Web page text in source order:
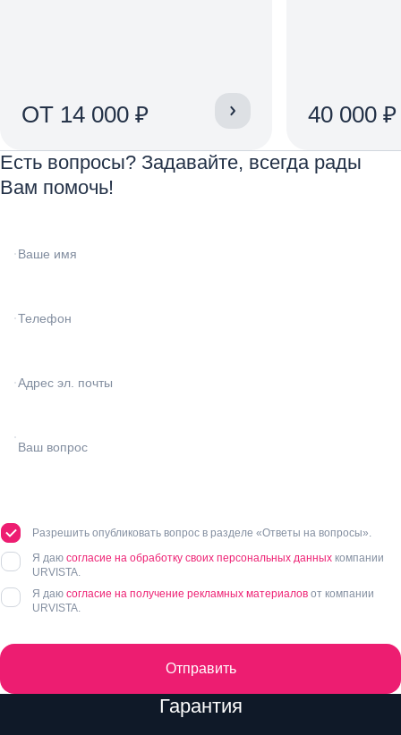
ОТ 14 000 ₽ 40 000 ₽
Есть вопросы? Задавайте, всегда рады
Вам помочь!
Разрешить опубликовать вопрос в разделе «Ответы на вопросы».
Я даю согласие на обработку своих персональных данных компании
URVISTA.
Я даю согласие на получение рекламных материалов от компании
URVISTA.
Отправить
Гарантия